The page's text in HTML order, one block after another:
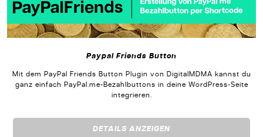
Paypal Friends Button
Mit dem PayPal Friends Button Plugin von DigitalMDMA kannst du
ganz einfach PayPal.me-Bezahlbuttons in deine WordPress-Seite
integrieren.
DETAILS ANZEIGEN